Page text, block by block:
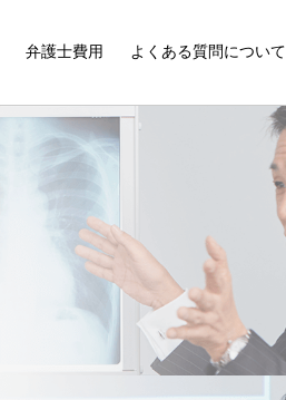
弁護士費用 よくある質問について